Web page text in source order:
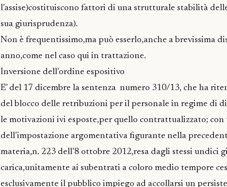
l’assise)costituiscono fattori di una strutturale stabilità
sua giurisprudenza).
Non è frequentissimo,ma può esserlo,anche a brevissima
anno,come nel caso qui in trattazione.
Inversione dell’ordine espositivo
E’ del 17 dicembre la sentenza numero 310/13, che ha
del blocco delle retribuzioni per il personale in regime di
le motivazioni ivi esposte,per quello contrattualizzato;
dell’impostazione argomentativa figurante nella
materia,n. 223 dell’8 ottobre 2012,resa dagli stessi undici
carica,unitamente ai subentrati a coloro medio tempore
esclusivamente il pubblico impiego ad accollarsi un